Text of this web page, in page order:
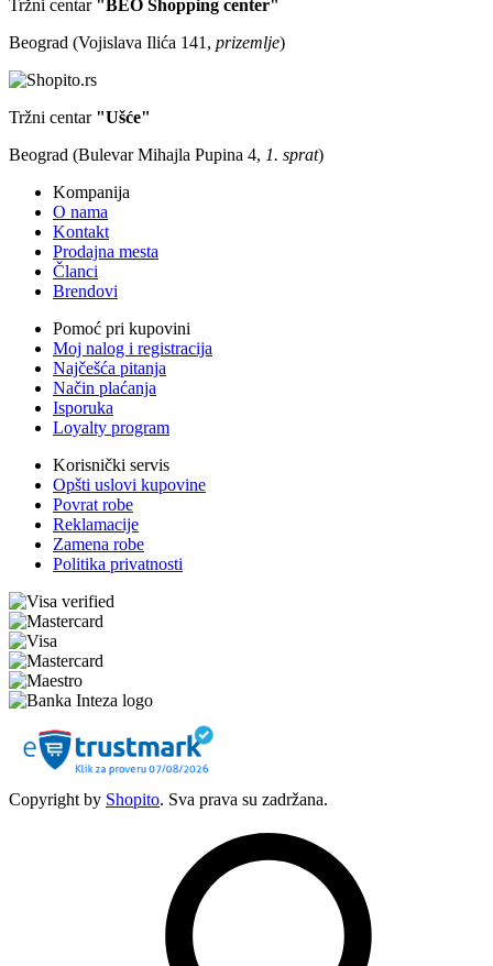
Tržni centar "BEO Shopping center"
Beograd (Vojislava Ilića 141, prizemlje)
Tržni centar "Ušće"
Beograd (Bulevar Mihajla Pupina 4, 1. sprat)
Kompanija
O nama
Kontakt
Prodajna mesta
Članci
Brendovi
Pomoć pri kupovini
Moj nalog i registracija
Najčešća pitanja
Način plaćanja
Isporuka
Loyalty program
Korisnički servis
Opšti uslovi kupovine
Povrat robe
Reklamacije
Zamena robe
Politika privatnosti
Copyright by Shopito. Sva prava su zadržana.